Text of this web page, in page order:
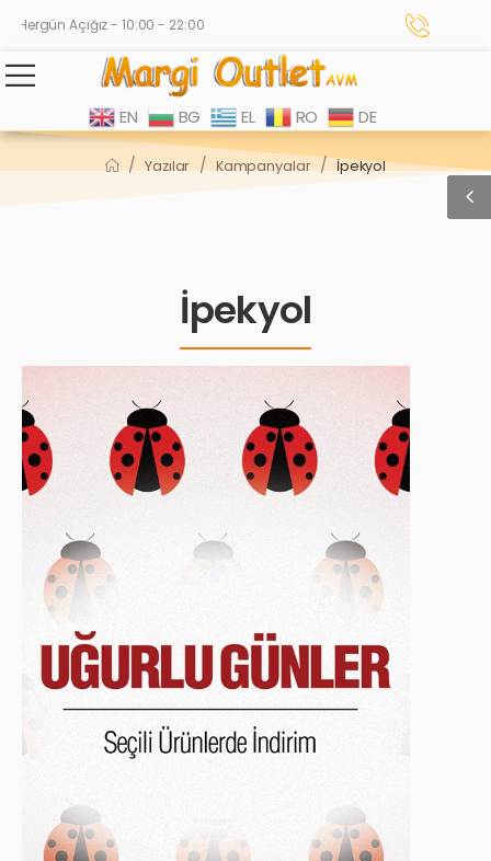
Hergün Açığız - 10:00 - 22:00
EN BG EL RO DE
/ Yazılar / Kampanyalar / İpekyol
İpekyol